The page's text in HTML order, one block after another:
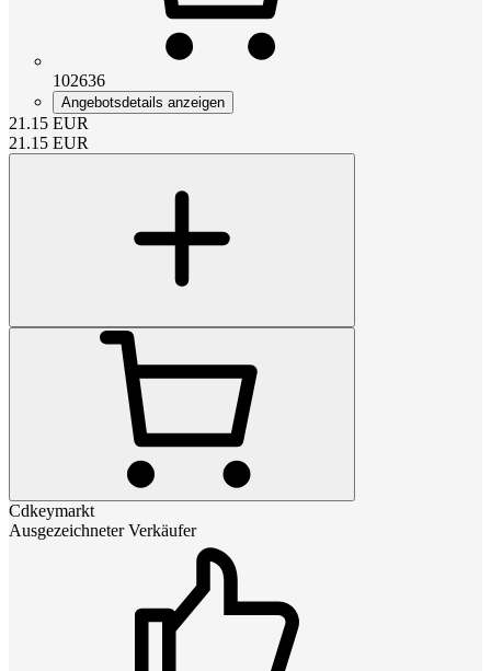
102636
Angebotsdetails anzeigen
21.15 EUR
21.15 EUR
Cdkeymarkt
Ausgezeichneter Verkäufer